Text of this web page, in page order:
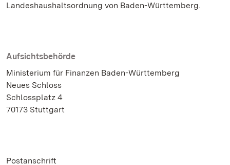
Landeshaushaltsordnung von Baden-Württemberg.
Aufsichtsbehörde
Ministerium für Finanzen Baden-Württemberg
Neues Schloss
Schlossplatz 4
70173 Stuttgart
Postanschrift